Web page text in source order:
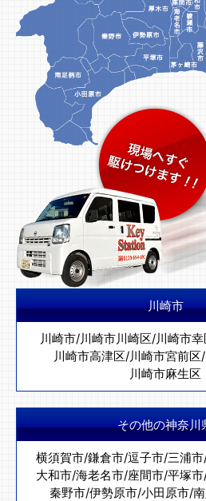
川崎市
川崎市/川崎市川崎区/川崎市幸
川崎市高津区/川崎市宮前区/
川崎市麻生区
その他の神奈川
横須賀市/鎌倉市/逗子市/三浦市
大和市/海老名市/座間市/平塚市
秦野市/伊勢原市/小田原市/